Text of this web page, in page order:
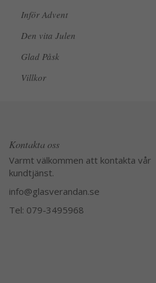
Inför Advent
Den vita Julen
Glad Påsk
Villkor
Kontakta oss
Varmt välkommen att kontakta vår
kundtjänst.
info@glasverandan.se
Tel: 079-3495968